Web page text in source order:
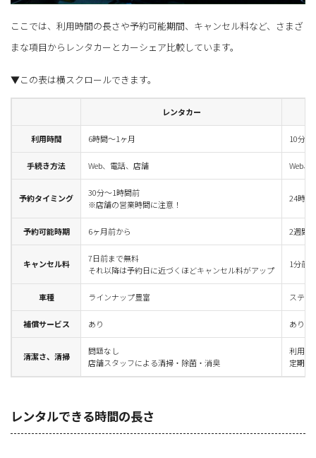
ここでは、利用時間の長さや予約可能期間、キャンセル料など、さまざ
まな項目からレンタカーとカーシェア比較しています。
レンタカー
利用時間 6時間～1ヶ月 10分～
手続き方法 Web、電話、店舗 Web、
予約タイミング
30分～1時間前
※店舗の営業時間に注意！
24時間
予約可能時期 6ヶ月前から 2週間
キャンセル料
7日前まで無料
それ以降は予約日に近づくほどキャンセル料がアップ
1分前
車種 ラインナップ豊富 ステー
補償サービス あり あり
清潔さ、清掃
問題なし
店舗スタッフによる清掃・除菌・消臭
利用者
定期的
レンタルできる時間の長さ